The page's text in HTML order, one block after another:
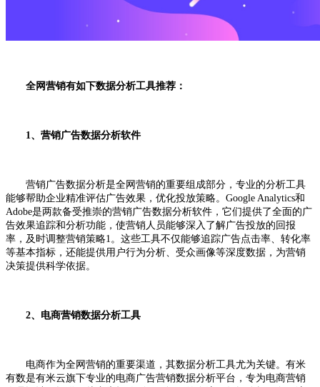
全网营销有如下数据分析工具推荐：
1、营销广告数据分析软件
营销广告数据分析是全网营销的重要组成部分，专业的分析工具
能够帮助企业精准评估广告效果，优化投放策略。Google Analytics和
Adobe是两款备受推崇的营销广告数据分析软件，它们提供了全面的广
告效果追踪和分析功能，使营销人员能够深入了解广告投放的回报
率，及时调整营销策略1。这些工具不仅能够追踪广告点击率、转化率
等基本指标，还能提供用户行为分析、受众画像等深度数据，为营销
决策提供科学依据。
2、电商营销数据分析工具
电商作为全网营销的重要渠道，其数据分析工具尤为关键。有米
有数是有米云旗下专业的电商广告营销数据分析平台，专为电商营销